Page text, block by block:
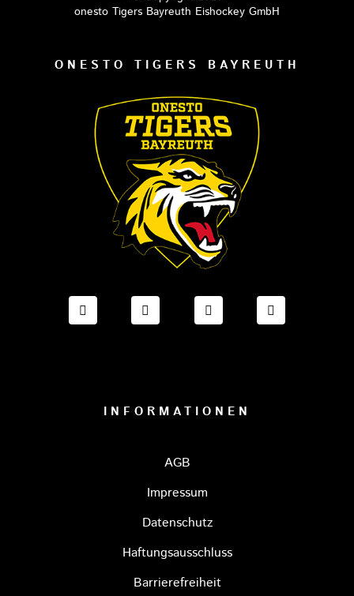
onesto Tigers Bayreuth Eishockey GmbH
ONESTO TIGERS BAYREUTH
FACEBOOK ONESTO TIGERS BAYREUTH
INSTAGRAM ONESTO TIGERS
TIKTOK ONESTO
INFORMATIONEN
AGB
Impressum
Datenschutz
Haftungsausschluss
Barrierefreiheit